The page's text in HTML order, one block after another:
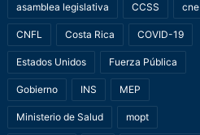
asamblea legislativa CCSS cne
CNFL Costa Rica COVID-19
Estados Unidos Fuerza Pública
Gobierno INS MEP
Ministerio de Salud mopt